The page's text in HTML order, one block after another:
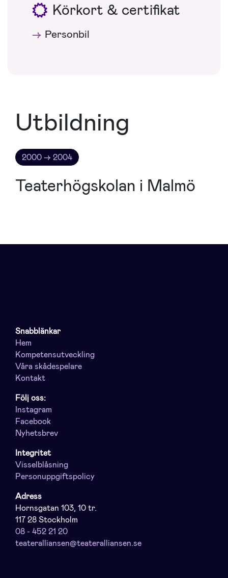
Körkort & certifikat
Personbil
Utbildning
2000 → 2004
Teaterhögskolan i Malmö
Snabblänkar
Hem
Kompetensutveckling
Våra skådespelare
Kontakt
Följ oss:
Instagram
Facebook
Nyhetsbrev
Integritet
Visselblåsning
Personuppgiftspolicy
Adress
Hornsgatan 103, 10 tr.
117 28 Stockholm
08 - 452 21 20
teateralliansen@teateralliansen.se